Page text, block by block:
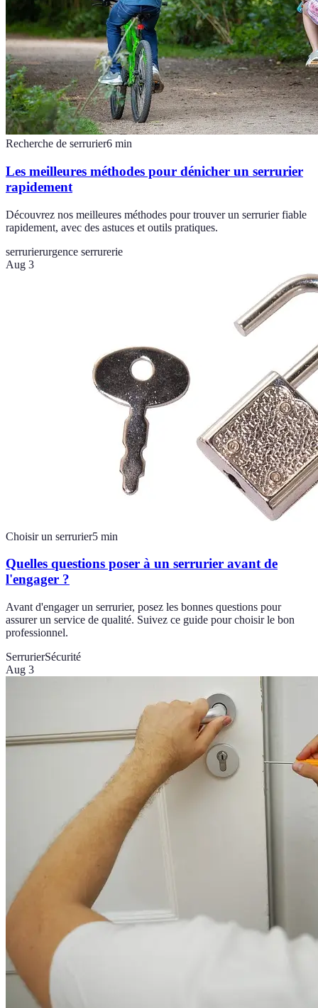
Recherche de serrurier6 min
Les meilleures méthodes pour dénicher un serrurier
rapidement
Découvrez nos meilleures méthodes pour trouver un serrurier fiable
rapidement, avec des astuces et outils pratiques.
serrurierurgence serrurerie
Aug 3
Choisir un serrurier5 min
Quelles questions poser à un serrurier avant de
l'engager ?
Avant d'engager un serrurier, posez les bonnes questions pour
assurer un service de qualité. Suivez ce guide pour choisir le bon
professionnel.
SerrurierSécurité
Aug 3